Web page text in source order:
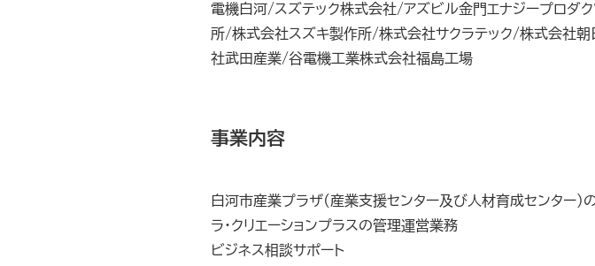
電機白河/スズテック株式会社/アズビル金門エナジープロ
所/株式会社スズキ製作所/株式会社サクラテック/株式会社
社武田産業/谷電機工業株式会社福島工場
事業内容
白河市産業プラザ(産業支援センター及び人材育成センター)
ラ・クリエーションプラスの管理運営業務
ビジネス相談サポート